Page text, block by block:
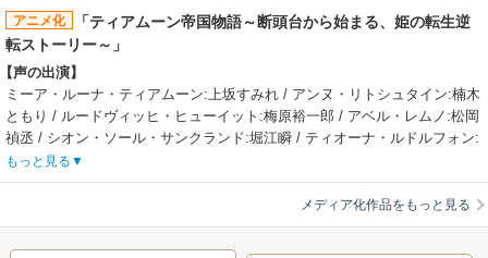
アニメ化
「ティアムーン帝国物語～断頭台から始まる、姫の転生逆
転ストーリー～」
声の出演】
ミーア・ルーナ・ティアムーン:上坂すみれ / アンヌ・リトシュタイン:楠木
ともり / ルードヴィッヒ・ヒューイット:梅原裕一郎 / アベル・レムノ:松岡
禎丞 / シオン・ソール・サンクランド:堀江瞬 / ティオーナ・ルドルフォン:
高尾奏音 / ラフィーナ・オルカ・ヴェールガ:東山奈央 / キースウッド:増田
俊樹 / リオラ:斎藤楓子 / クロエ:高橋李依 / ディオン:古川慎
「首が…ある！？ 幼く…なってる！?」大国・ティアムーン帝国で“わがま
ま姫”と蔑まれた 20歳の皇女ミーアは、民衆の革命によって断頭台で処刑さ
もっと見る
メディア化作品をもっと見る